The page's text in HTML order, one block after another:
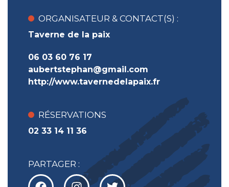
ORGANISATEUR & CONTACT(S) :
Taverne de la paix
06 03 60 76 17
aubertstephan@gmail.com
http://www.tavernedelapaix.fr
RÉSERVATIONS
02 33 14 11 36
PARTAGER :